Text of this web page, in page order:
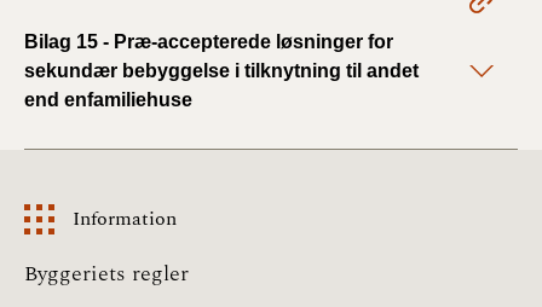
BR18 (29/6 - 31/12
2021)
BR18 (1/1-29/6
Bilag 15 - Præ-accepterede løsninger for
sekundær bebyggelse i tilknytning til andet
end enfamiliehuse
Information
Information
Byggeriets regler